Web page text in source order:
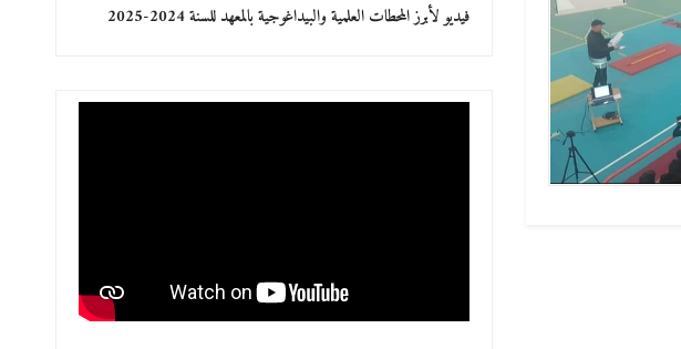
فيديو لأبرز المحطات العلمية والبيداغوجية بالمعهد للسنة 2024-2025